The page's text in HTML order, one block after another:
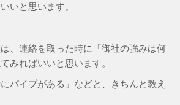
いと思います。
、連絡を取った時に「御社の強みは何
みればいいと思います。
パイプがある」などと、きちんと教え